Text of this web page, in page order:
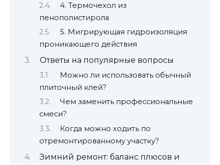
4. Термочехол из
пенополистирола
5. Мигрирующая гидроизоляция
проникающего действия
Ответы на популярные вопросы
Можно ли использовать обычный
плиточный клей?
Чем заменить профессиональные
смеси?
Когда можно ходить по
отремонтированному участку?
Зимний ремонт: баланс плюсов и